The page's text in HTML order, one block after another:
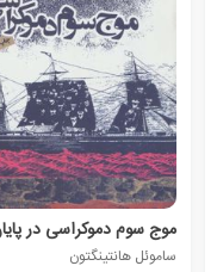
ساموئل هانتینگتون